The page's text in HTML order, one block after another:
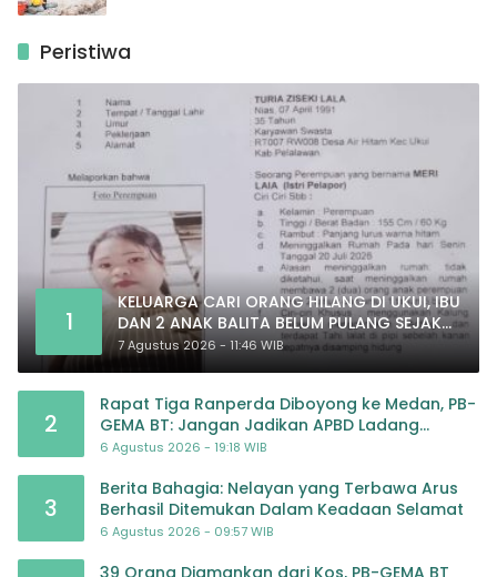
Peristiwa
1
KELUARGA CARI ORANG HILANG DI UKUI, IBU
DAN 2 ANAK BALITA BELUM PULANG SEJAK
20 JULI 2026
7 Agustus 2026 - 11:46 WIB
2
Rapat Tiga Ranperda Diboyong ke Medan, PB-
GEMA BT: Jangan Jadikan APBD Ladang
Pembiayaan yang Tak Perlu
6 Agustus 2026 - 19:18 WIB
3
Berita Bahagia: Nelayan yang Terbawa Arus
Berhasil Ditemukan Dalam Keadaan Selamat
6 Agustus 2026 - 09:57 WIB